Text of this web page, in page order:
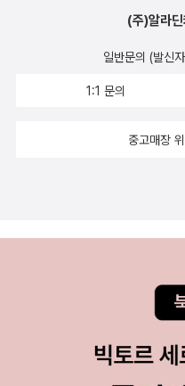
Lalonde)의 <Speak White>
하라'는 인종차별을 배경으로
아닌 '영어로 말하라'는 당대
시이기도 하다. 이 시가 가진
능하게 하는 그 힘을 관객들이
지 보여줌으로써 이 연극을 끝
무한히 재생, 반복 가능한 영화
이 가진 힘과, 그 힘의 원천인
란드의 거장 키에슬로프스키
서양철학의 존재론을 논한다.
고 영화를 보지 않았더라도 좋
자본론 (토마 피케티/글항아
자’ 피케티를 세상에 선보인
계와 문제점을 밝히고 그에 대
‘행동하는 지성’ 피케티를 드
있어 쾌재를 불렀지만 신간평
기도 한 것이다. 하지만 저자는
도 그 핵심 개념은 별반 달라지
흐르는가>, <향수를 불러일으
셀러 작가인 다우어 드라이스
어나 영어로 대부분 번역되고
(주)알라
일반문의 (발신
1:1 문의
중고매장